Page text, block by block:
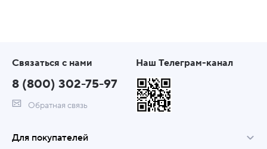
Связаться с нами
8 (800) 302-75-97
Обратная связь
Наш Телеграм-канал
Для покупателей